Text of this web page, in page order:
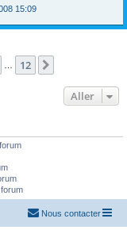
15:09
12
Aller
Nous contacter